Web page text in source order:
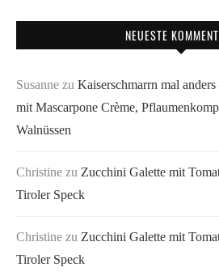
NEUESTE
Susanne zu Kaiserschmarrn mal
mit Mascarpone Crème,
Walnüssen
Christine zu Zucchini Galette mit
Tiroler Speck
Christine zu Zucchini Galette mit
Tiroler Speck